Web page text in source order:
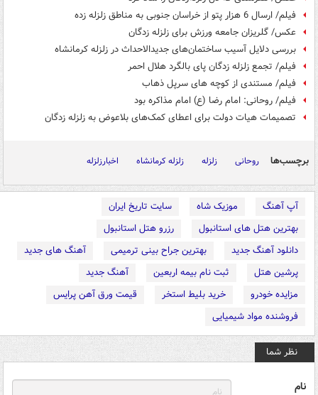
فیلم/ ارسال 6 هزار پتو از خراسان جنوبی به مناطق زلزله زده
عکس/ گلریزان جامعه ورزش برای زلزله زدگان
بررسی دلایل آسیب ساختمان‌های جدیدالاحداث در زلزله کرمانشاه
فیلم/ تجمع زلزله زدگان پای بالگرد هلال احمر
فیلم/ مستندی از کوچه های سرپل ذهاب
فیلم/ روحانی: امام رضا (ع) امام مذاکره بود
تصمیمات هیات دولت برای اعطای کمک‌های بلاعوض به زلزله زدگان
برچسب‌ها روحانی زلزله زلزله کرمانشاه اخبارزلزله
آپ آهنگ موزیک شاه
سایت تاریخ ایران
بهترین هتل های استانبول
رزرو هتل استانبول
دانلود آهنگ جدید
بهترین جراح بینی ترمیمی
آهنگ های جدید
پرشین هتل
ثبت نام بیمه اربعین
آهنگ جدید
مزایده خودرو
خرید بلیط استخر
قیمت ورق آهن پرایس
فروشنده مواد شیمیایی
نظر شما
نام